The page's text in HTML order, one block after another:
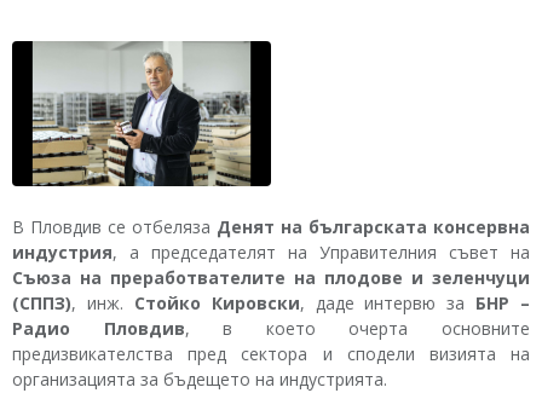
В Пловдив се отбеляза Денят на българската консервна
индустрия, а председателят на Управителния съвет на
Съюза на преработвателите на плодове и зеленчуци
(СППЗ), инж. Стойко Кировски, даде интервю за БНР –
Радио Пловдив, в което очерта основните
предизвикателства пред сектора и сподели визията на
организацията за бъдещето на индустрията.